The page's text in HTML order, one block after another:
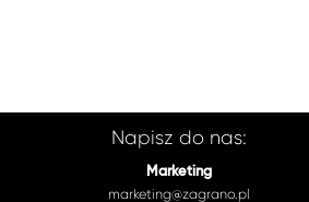
Napisz do nas:
Marketing
marketing@zagrano.pl